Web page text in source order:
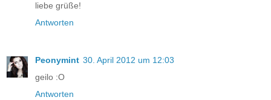
liebe grüße!
Antworten
Peonymint 30. April 2012 um 12:03
geilo :O
Antworten